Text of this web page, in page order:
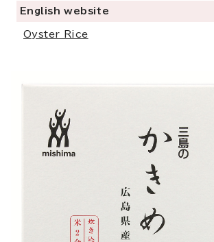
English website
Oyster Rice